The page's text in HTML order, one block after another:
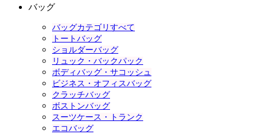
バッグ
バッグカテゴリすべて
トートバッグ
ショルダーバッグ
リュック・バックパック
ボディバッグ・サコッシュ
ビジネス・オフィスバッグ
クラッチバッグ
ボストンバッグ
スーツケース・トランク
エコバッグ